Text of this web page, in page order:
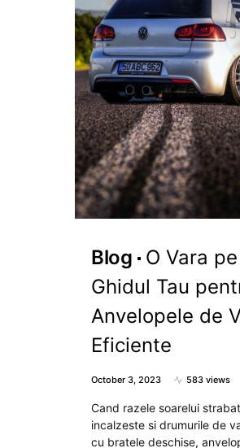
Blog
O Vara
Ghidul Tau
Anvelopele de
Eficiente
October 3, 2023 583 views
Cand razele soarelui
incalzeste si drumurile de
cu bratele deschise,